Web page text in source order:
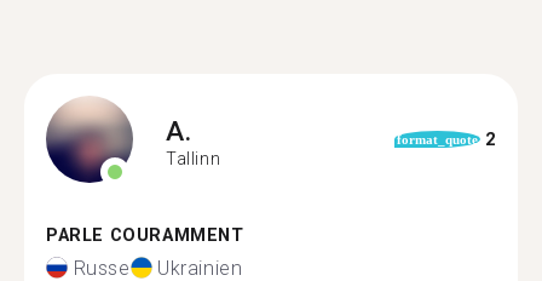
A.
Tallinn
format_quote 2
PARLE COURAMMENT
Russe Ukrainien